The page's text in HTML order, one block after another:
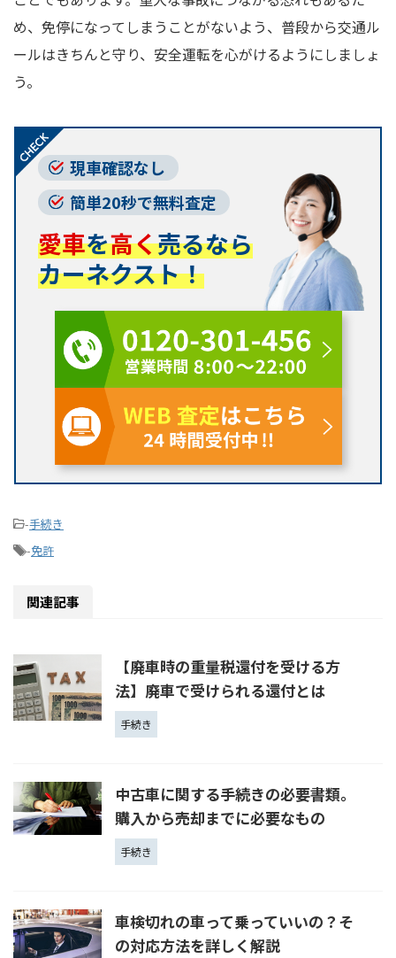
め、免停になってしまうことがないよう、普段から交通ル
ールはきちんと守り、安全運転を心がけるようにしましょ
う。
現車確認なし
簡単20秒で無料査定
愛車を高く売るなら
カーネクスト！
-手続き
-免許
関連記事
【廃車時の重量税還付を受ける方
法】廃車で受けられる還付とは
手続き
中古車に関する手続きの必要書類。
購入から売却までに必要なもの
手続き
車検切れの車って乗っていいの？そ
の対応方法を詳しく解説